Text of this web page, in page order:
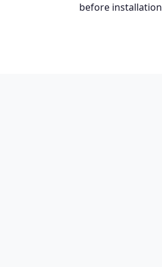
before installation